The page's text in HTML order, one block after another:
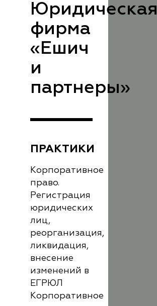
Юридическая
фирма
«Ешич
и
партнеры»
ПРАКТИКИ
Корпоративное
право.
Регистрация
юридических
лиц,
реорганизация,
ликвидация,
внесение
изменений в
ЕГРЮЛ
Корпоративное